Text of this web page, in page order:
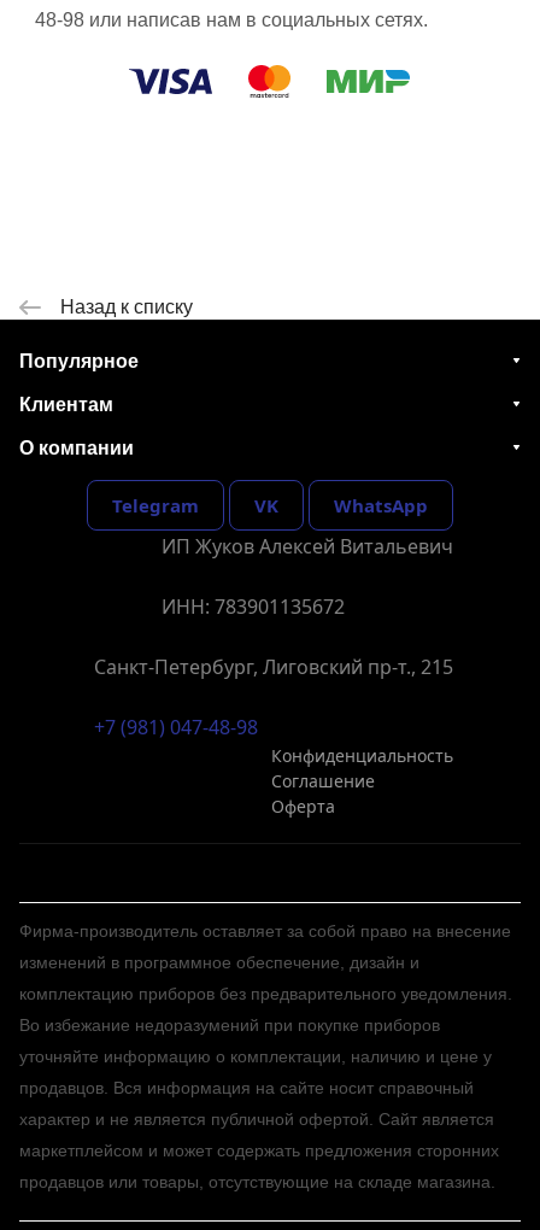
48-98 или написав нам в социальных сетях.
Назад к списку
Популярное
Клиентам
О компании
Telegram VK WhatsApp
ИП Жуков Алексей Витальевич
ИНН: 783901135672
Санкт-Петербург, Лиговский пр-т., 215
+7 (981) 047-48-98
Конфиденциальность
Соглашение
Оферта
Фирма-производитель оставляет за собой право на внесение
изменений в программное обеспечение, дизайн и
комплектацию приборов без предварительного уведомления.
Во избежание недоразумений при покупке приборов
уточняйте информацию о комплектации, наличию и цене у
продавцов. Вся информация на сайте носит справочный
характер и не является публичной офертой. Сайт является
маркетплейсом и может содержать предложения сторонних
продавцов или товары, отсутствующие на складе магазина.